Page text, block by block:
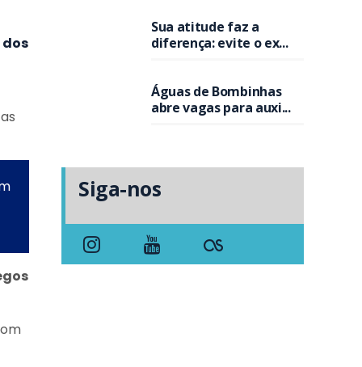
Sua atitude faz a
diferença: evite o ex...
Águas de Bombinhas
abre vagas para auxi...
Siga-nos